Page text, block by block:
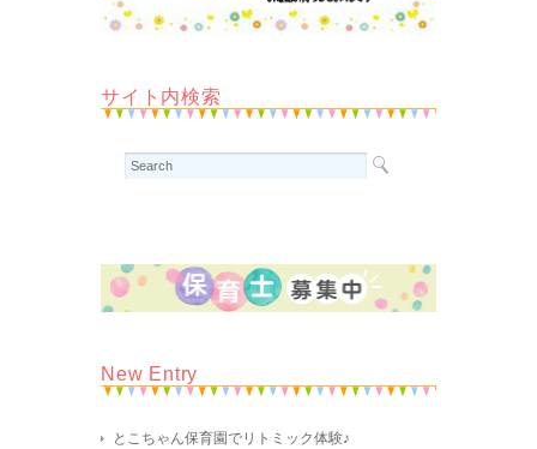
サイト内検索
New Entry
とこちゃん保育園でリトミック体験♪